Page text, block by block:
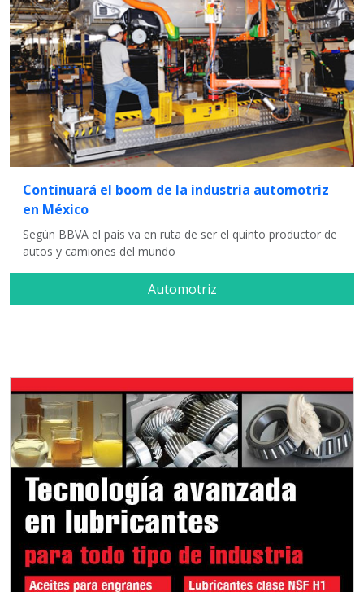
Continuará el boom de la industria automotriz
en México
Según BBVA el país va en ruta de ser el quinto productor de
autos y camiones del mundo
Automotriz